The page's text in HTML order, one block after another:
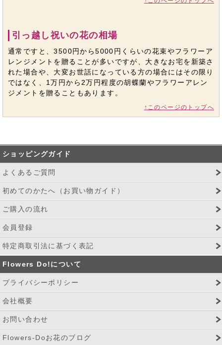
引っ越し祝いの花の相場
通常ですと、3500円から5000円くらいの花束やフラワーア
レンジメントを贈ることが多いですが、大きなお宅を新築さ
れた場合や、大変お世話になっている方の場合にはその限り
ではなく、1万円から2万円程度の胡蝶蘭やフラワーアレン
ジメントを贈ることもあります。
↑このページのトップへ
ショッピングガイド
よくあるご質問
初めてのかたへ（お買い物ガイド）
ご購入の流れ
会員登録
特定商取引法に基づく表記
Flowers Do!について
プライバシーポリシー
会社概要
お問い合わせ
Flowers-Doお花のブログ